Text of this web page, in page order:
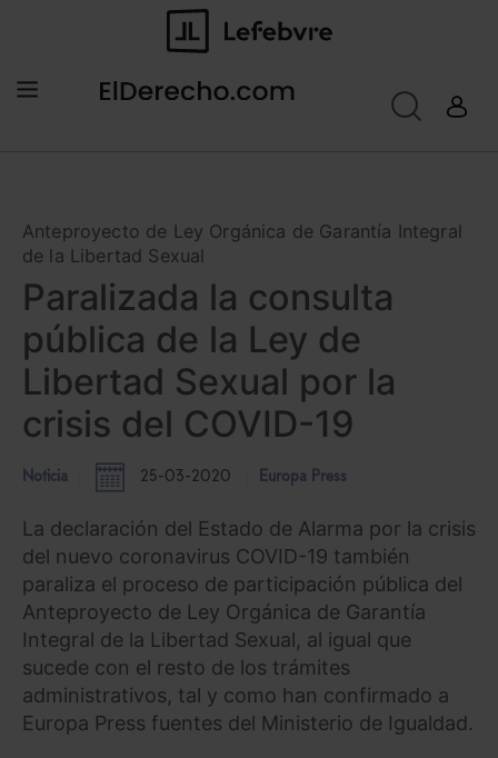
Anteproyecto de Ley Orgánica de Garantía Integral
de la Libertad Sexual
Paralizada la consulta
pública de la Ley de
Libertad Sexual por la
crisis del COVID-19
Noticia 25-03-2020 Europa Press
La declaración del Estado de Alarma por la crisis
del nuevo coronavirus COVID-19 también
paraliza el proceso de participación pública del
Anteproyecto de Ley Orgánica de Garantía
Integral de la Libertad Sexual, al igual que
sucede con el resto de los trámites
administrativos, tal y como han confirmado a
Europa Press fuentes del Ministerio de Igualdad.